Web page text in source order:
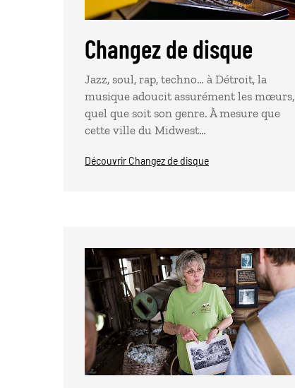
Changez de disque
Jazz, soul, rap, techno… à Détroit, la
musique adoucit assurément les mœurs,
quel que soit son genre. À mesure que
cette ville du Midwest…
Découvrir Changez de disque